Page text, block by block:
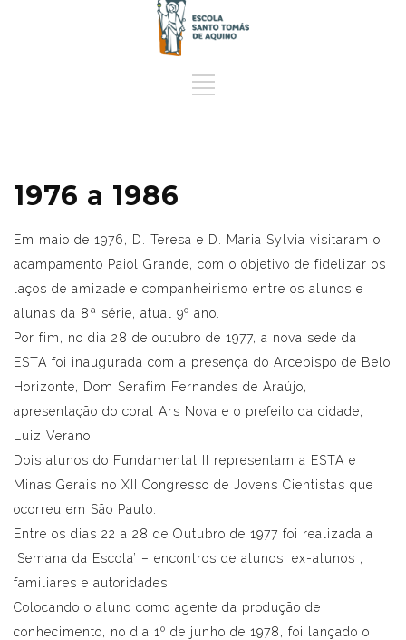
1976 a 1986
Em maio de 1976, D. Teresa e D. Maria Sylvia visitaram o
acampamento Paiol Grande, com o objetivo de fidelizar os
laços de amizade e companheirismo entre os alunos e
alunas da 8ª série, atual 9º ano.
Por fim, no dia 28 de outubro de 1977, a nova sede da
ESTA foi inaugurada com a presença do Arcebispo de Belo
Horizonte, Dom Serafim Fernandes de Araújo,
apresentação do coral Ars Nova e o prefeito da cidade,
Luiz Verano.
Dois alunos do Fundamental II representam a ESTA e
Minas Gerais no XII Congresso de Jovens Cientistas que
ocorreu em São Paulo.
Entre os dias 22 a 28 de Outubro de 1977 foi realizada a
‘Semana da Escola’ – encontros de alunos, ex-alunos ,
familiares e autoridades.
Colocando o aluno como agente da produção de
conhecimento, no dia 1º de junho de 1978, foi lançado o